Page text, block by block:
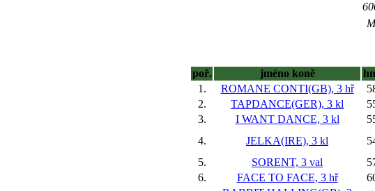
poř.
jméno koně
1.
ROMANE CONTI(GB), 3 hř
2.
TAPDANCE(GER), 3 kl
3.
I WANT DANCE, 3 kl
4.
JELKA(IRE), 3 kl
5.
SORENT, 3 val
6.
FACE TO FACE, 3 hř